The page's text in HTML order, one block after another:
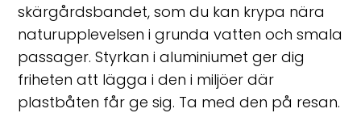
skärgårdsbandet, som du kan krypa nära
naturupplevelsen i grunda vatten och smala
passager. Styrkan i aluminiumet ger dig
friheten att lägga i den i miljöer där
plastbåten får ge sig. Ta med den på resan.